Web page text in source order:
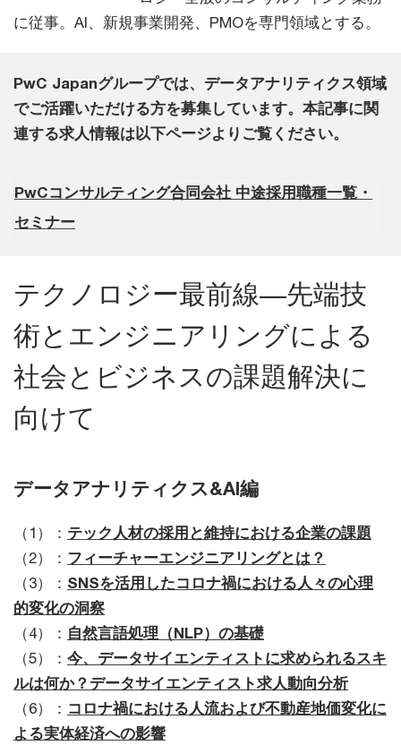
に従事。AI、新規事業開発、PMOを専門領域とする。
PwC Japanグループでは、データアナリティクス領域
でご活躍いただける方を募集しています。本記事に関
連する求人情報は以下ページよりご覧ください。
PwCコンサルティング合同会社 中途採用職種一覧・
セミナー
テクノロジー最前線―先端技
術とエンジニアリングによる
社会とビジネスの課題解決に
向けて
データアナリティクス&AI編
（1）： テック人材の採用と維持における企業の課題
（2）： フィーチャーエンジニアリングとは？
（3）： SNSを活用したコロナ禍における人々の心理
的変化の洞察
（4）： 自然言語処理（NLP）の基礎
（5）： 今、データサイエンティストに求められるスキ
ルは何か？データサイエンティスト求人動向分析
（6）： コロナ禍における人流および不動産地価変化に
よる実体経済への影響